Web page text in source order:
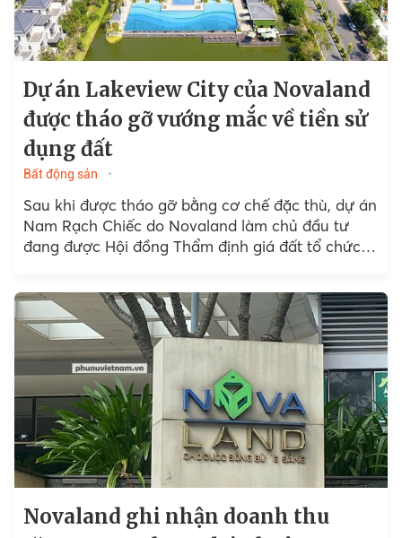
Dự án Lakeview City của Novaland
được tháo gỡ vướng mắc về tiền sử
dụng đất
Bất động sản
Sau khi được tháo gỡ bằng cơ chế đặc thù, dự án
Nam Rạch Chiếc do Novaland làm chủ đầu tư
đang được Hội đồng Thẩm định giá đất tổ chức
Novaland ghi nhận doanh thu